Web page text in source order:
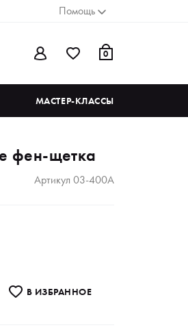
Помощь
0
МАСТЕР-КЛАССЫ
фен-щетка
Артикул 03-400A
В ИЗБРАННОE